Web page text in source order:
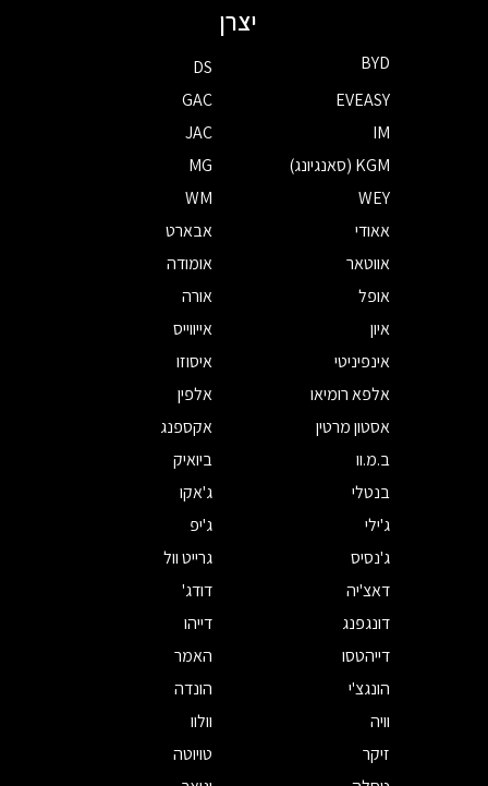
יצרן
BYD
DS
EVEASY
GAC
IM
JAC
KGM (סאנגיונג)
MG
WEY
WM
אאודי
אבארט
אווטאר
אומודה
אופל
אורה
איון
אייווייס
אינפיניטי
איסוזו
אלפא רומיאו
אלפין
אסטון מרטין
אקספנג
ב.מ.וו
ביואיק
בנטלי
ג'אקו
ג'ילי
ג'יפ
ג'נסיס
גרייט וול
דאצ'יה
דודג'
דונגפנג
דייהו
דייהטסו
האמר
הונגצ'י
הונדה
וויה
וולוו
זיקר
טויוטה